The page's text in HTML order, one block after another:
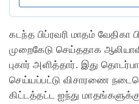
கடந்த பிப்ரவரி மாதம் வேதிகா
முறைகேடு செய்ததாக
புகார் அளித்தார். இது
செய்யப்பட்டு விசாரணை
கிட்டத்தட்ட ஐந்து